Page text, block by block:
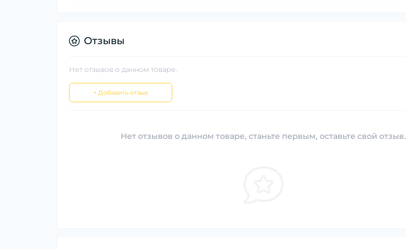
Отзывы
Нет отзывов о данном товаре.
+ Добавить отзыв
Нет отзывов о данном товаре, станьте первым, оставьте свой отзыв.